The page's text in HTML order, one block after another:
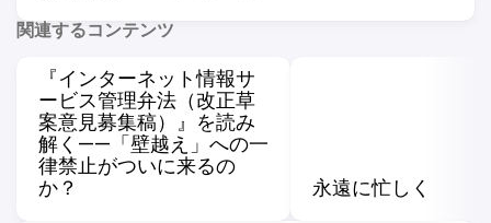
関連するコンテンツ
『インターネット情報サ
ービス管理弁法（改正草
案意見募集稿）』を読み
解く——「壁越え」への一
律禁止がついに来るの
か？
永遠に忙しく